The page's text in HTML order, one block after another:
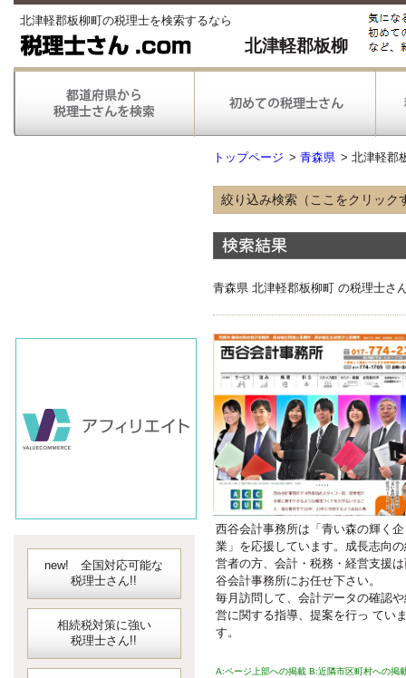
北津軽郡板柳町の税理士を検索するなら
北津軽郡板柳
new! 全国対応可能な
税理士さん!!
相続税対策に強い
税理士さん!!
トップページ > 青森県 > 北津軽郡
絞り込み検索（ここをクリック
得意な業種
情報通信
不動産
得意な業務
税務申告
税務調査対応
対応可能な
会計ソフト
弥生会計
JDLIBEX出納
青森県 北津軽郡板柳町 の税理士さ
西谷会計事務所は「青い森の輝く企
業」を応援しています。成長志向
営者の方、会計・税務・経営支援
谷会計事務所にお任せ下さい。
毎月訪問して、会計データの確認
営に関する指導、提案を行っ てい
す。
A:ページ上部への掲載 B:近隣市区町村への掲